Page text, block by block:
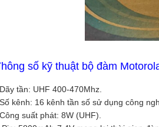
số kỹ thuật bộ đàm
Dãy tần: UHF 400-470Mhz.
Số kênh: 16 kênh tần số sử dụng công
Công suất phát: 8W (UHF).